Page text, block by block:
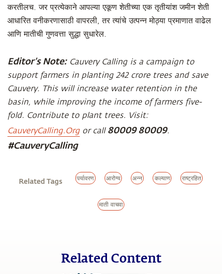
करतीलच. जर प्रत्येकाने आपल्या एकूण शेतीच्या एक तृतीयांश जमीन शेती
आधारित वनीकरणासाठी वापरली, तर त्यांचे उत्पन्न मोठ्या प्रमाणात वाढेल
आणि मातीची गुणवत्ता सुद्धा सुधारेल.
Editor’s Note:Cauvery Calling is a campaign to
support farmers in planting 242 crore trees and save
Cauvery. This will increase water retention in the
basin, while improving the income of farmers five-
fold. Contribute to plant trees. Visit:
CauveryCalling.Org or call 80009 80009.
#CauveryCalling
Related Tags पर्यावरण आरोग्य अन्न कल्याण राष्ट्रहित
माती वाचवा
Related Content